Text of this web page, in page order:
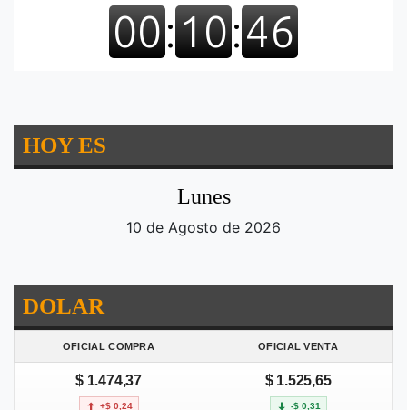
HOY ES
Lunes
10 de Agosto de 2026
DOLAR
OFICIAL COMPRA OFICIAL VENTA
$ 1.474,37
+$ 0,24
$ 1.525,65
-$ 0,31